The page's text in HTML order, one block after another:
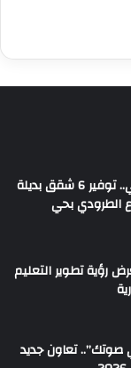
بتوجيهات النائب أحمد حلمي.. توفير 6 شقق بديلة
الطرودي بحي
رؤية تطوير التعليم
تعاون جديد